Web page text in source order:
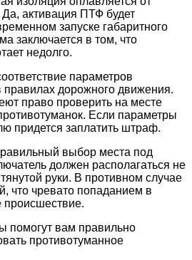
активация ПТФ будет
запуске габаритного
заключается в том, что
недолго.
параметров
правилах дорожного движения.
право проверить на месте
Если параметры
придется заплатить штраф.
выбор места под
должен располагаться не
руки. В противном случае
что чревато попаданием в
происшествие.
помогут вам правильно
противотуманное